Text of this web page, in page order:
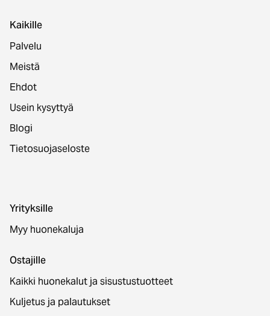
Kaikille
Palvelu
Meistä
Ehdot
Usein kysyttyä
Blogi
Tietosuojaseloste
Yrityksille
Myy huonekaluja
Ostajille
Kaikki huonekalut ja sisustustuotteet
Kuljetus ja palautukset